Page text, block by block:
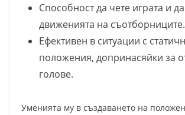
Способност да чете играта и
движенията на съотборниците.
Ефективен в ситуации с
положения, допринасяйки за
голове.
Уменията му в създаването на